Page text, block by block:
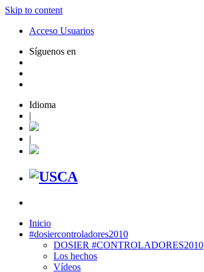
Skip to content
Acceso Usuarios
Síguenos en
Idioma
|
|
Inicio
#dosiercontroladores2010
DOSIER #CONTROLADORES2010
Los hechos
Vídeos